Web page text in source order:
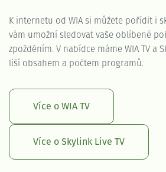
K internetu od WIA si můžete pořídit i
vám umožní sledovat vaše oblíbené
zpožděním. V nabídce máme WIA TV a
liší obsahem a počtem programů.
Více o WIA TV
Více o Skylink Live TV